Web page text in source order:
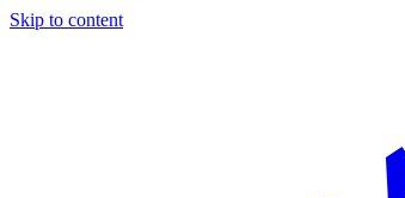
Skip to content